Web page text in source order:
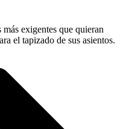
exigentes que quieran
el tapizado de sus asientos.